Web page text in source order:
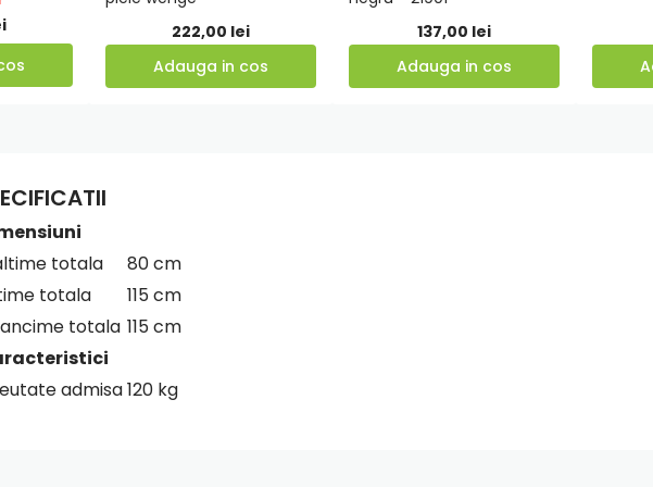
Prețul
curent
este:
222,00 lei
Adauga in cos
137,00 lei
Adauga in cos
totala
80 cm
totala
115 cm
totala 115 cm
admisa120 kg